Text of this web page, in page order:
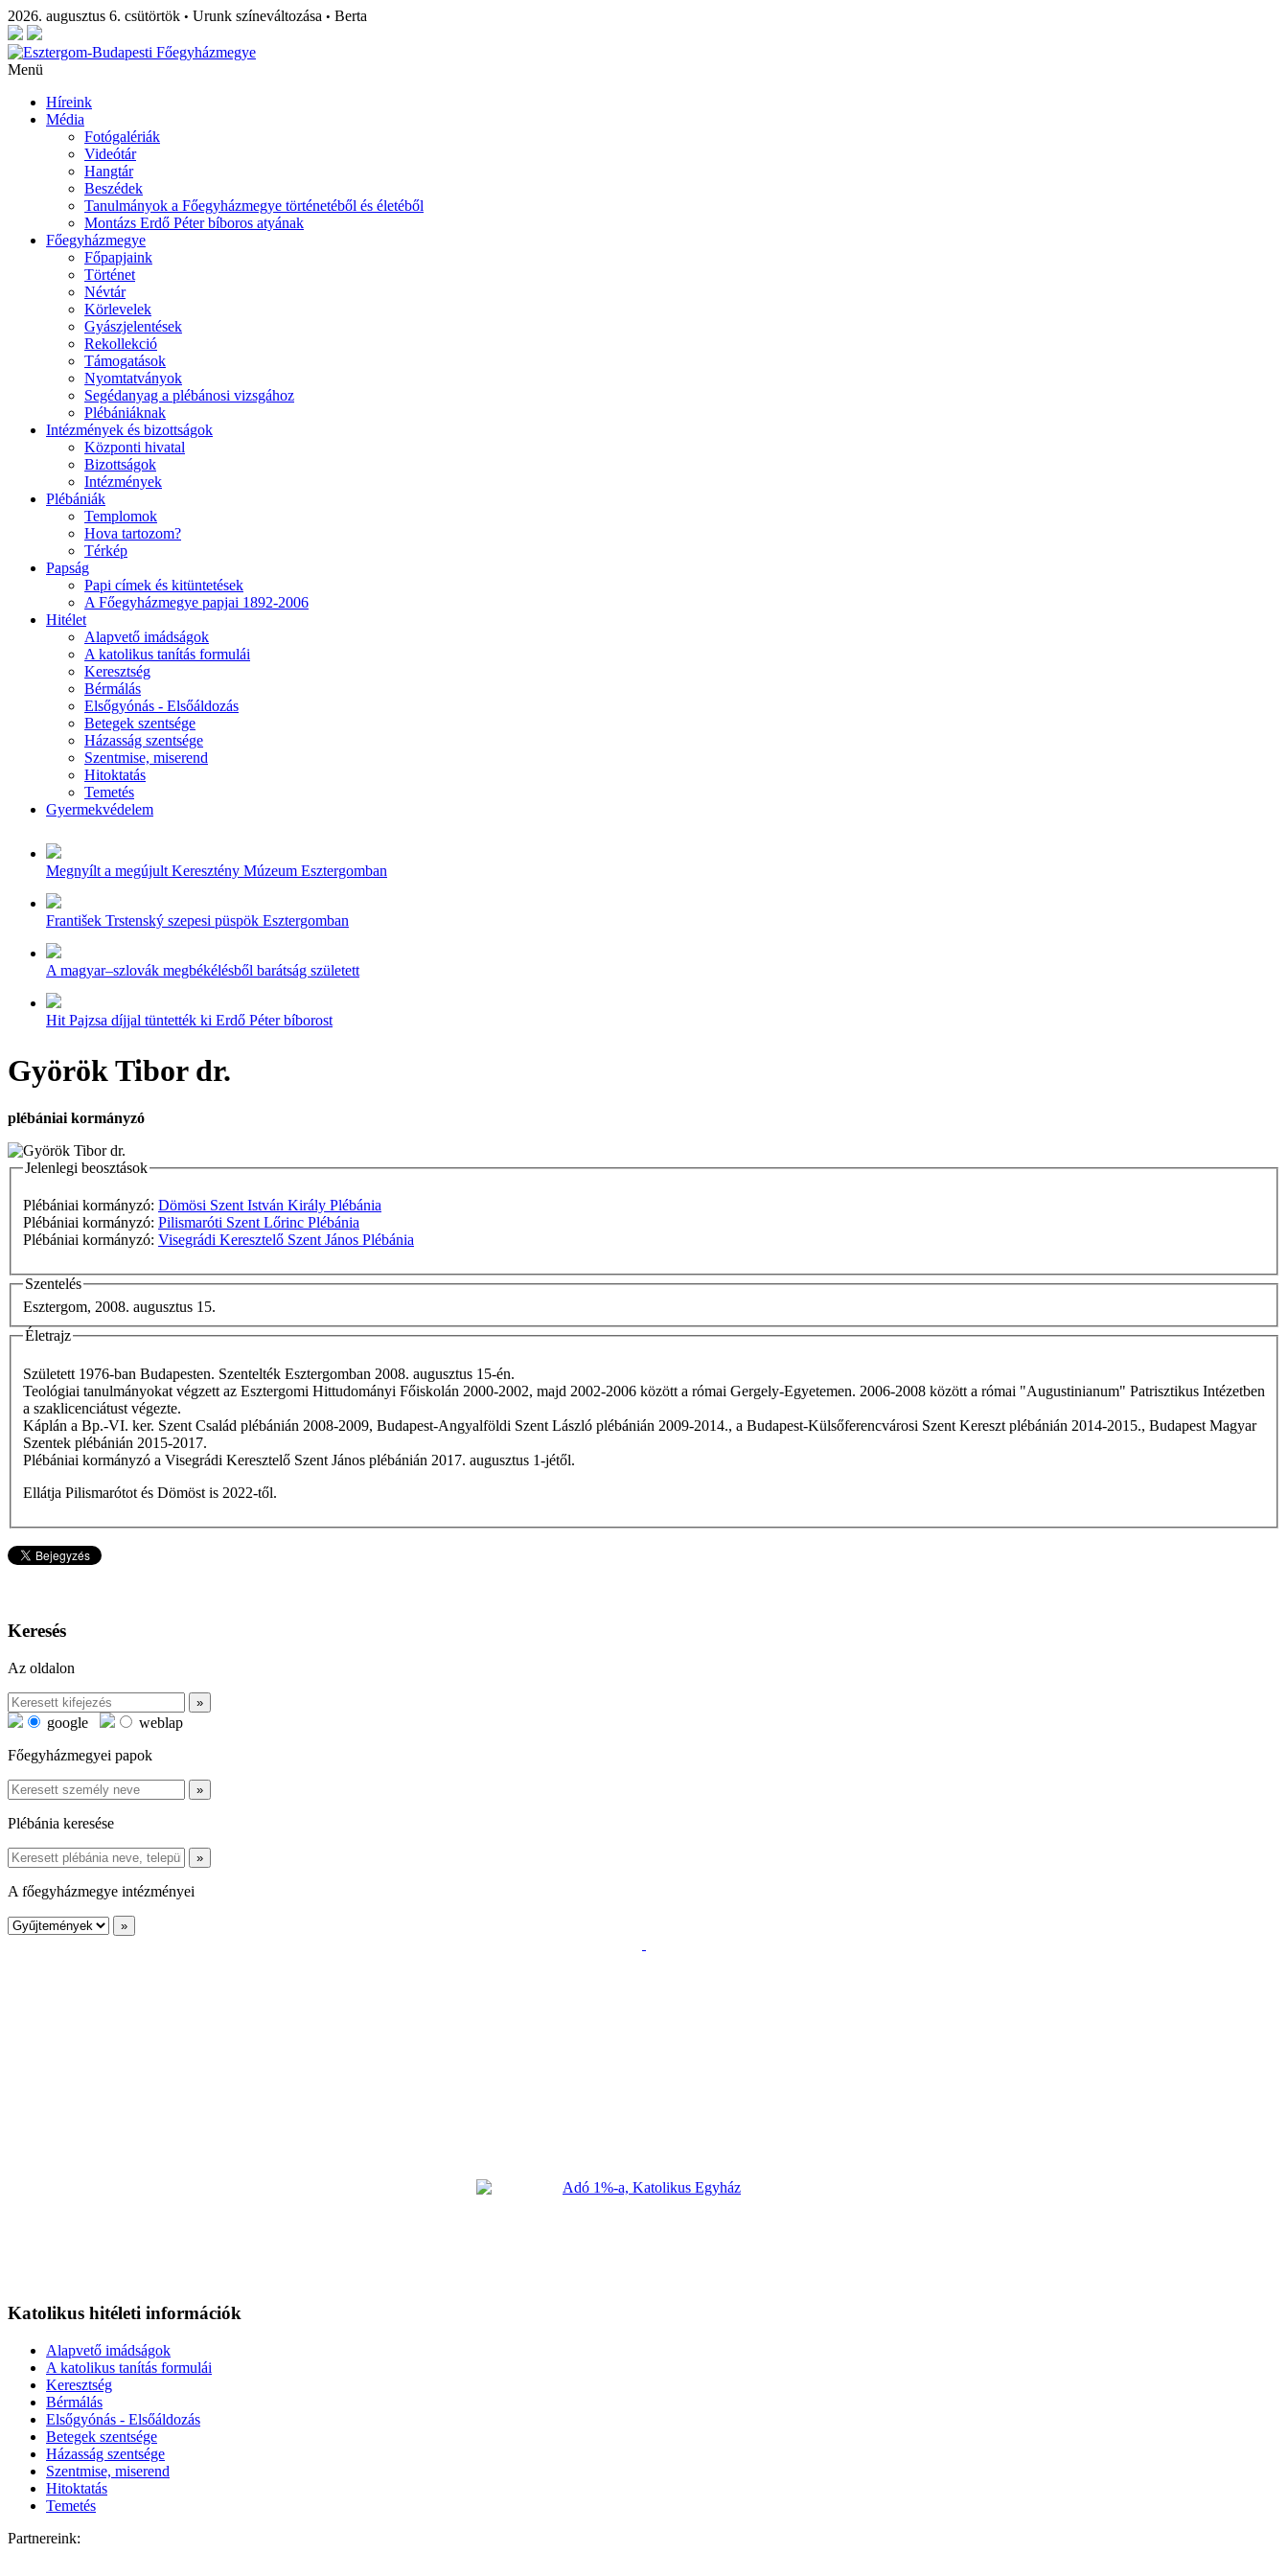
2026. augusztus 6. csütörtök • Urunk színeváltozása • Berta
Menü
Híreink
Média
Fotógalériák
Videótár
Hangtár
Beszédek
Tanulmányok a Főegyházmegye történetéből és életéből
Montázs Erdő Péter bíboros atyának
Főegyházmegye
Főpapjaink
Történet
Névtár
Körlevelek
Gyászjelentések
Rekollekció
Támogatások
Nyomtatványok
Segédanyag a plébánosi vizsgához
Plébániáknak
Intézmények és bizottságok
Központi hivatal
Bizottságok
Intézmények
Plébániák
Templomok
Hova tartozom?
Térkép
Papság
Papi címek és kitüntetések
A Főegyházmegye papjai 1892-2006
Hitélet
Alapvető imádságok
A katolikus tanítás formulái
Keresztség
Bérmálás
Elsőgyónás - Elsőáldozás
Betegek szentsége
Házasság szentsége
Szentmise, miserend
Hitoktatás
Temetés
Gyermekvédelem
Megnyílt a megújult Keresztény Múzeum Esztergomban
František Trstenský szepesi püspök Esztergomban
A magyar–szlovák megbékélésből barátság született
Hit Pajzsa díjjal tüntették ki Erdő Péter bíborost
Györök Tibor dr.
plébániai kormányzó
Jelenlegi beosztások
Plébániai kormányzó: Dömösi Szent István Király Plébánia
Plébániai kormányzó: Pilismaróti Szent Lőrinc Plébánia
Plébániai kormányzó: Visegrádi Keresztelő Szent János Plébánia
Szentelés
Esztergom, 2008. augusztus 15.
Életrajz
Született 1976-ban Budapesten. Szentelték Esztergomban 2008. augusztus 15-én.
Teológiai tanulmányokat végzett az Esztergomi Hittudományi Főiskolán 2000-2002, majd 2002-2006 között a római Gergely-Egyetemen. 2006-2008 között a római "Augustinianum" Patrisztikus Intézetben
a szaklicenciátust végezte.
Káplán a Bp.-VI. ker. Szent Család plébánián 2008-2009, Budapest-Angyalföldi Szent László plébánián 2009-2014., a Budapest-Külsőferencvárosi Szent Kereszt plébánián 2014-2015., Budapest Magyar
Szentek plébánián 2015-2017.
Plébániai kormányzó a Visegrádi Keresztelő Szent János plébánián 2017. augusztus 1-jétől.
Ellátja Pilismarótot és Dömöst is 2022-től.
Keresés
Az oldalon
google
weblap
Főegyházmegyei papok
Plébánia keresése
A főegyházmegye intézményei
Katolikus hitéleti információk
Alapvető imádságok
A katolikus tanítás formulái
Keresztség
Bérmálás
Elsőgyónás - Elsőáldozás
Betegek szentsége
Házasság szentsége
Szentmise, miserend
Hitoktatás
Temetés
Partnereink: